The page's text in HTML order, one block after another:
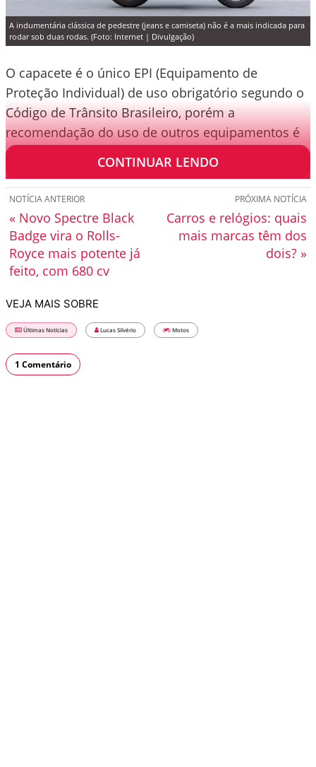
A indumentária clássica de pedestre (jeans e camiseta) não é a mais indicada para
rodar sob duas rodas. (Foto: Internet | Divulgação)
O capacete é o único EPI (Equipamento de
Proteção Individual) de uso obrigatório segundo o
Código de Trânsito Brasileiro, porém a
recomendação do uso de outros equipamentos é
sempre abordada por especialistas.
CONTINUAR LENDO
PRÓXIMA NOTÍCIA
Carros e relógios: quais
mais marcas têm dos
dois? »
NOTÍCIA ANTERIOR
« Novo Spectre Black
Badge vira o Rolls-
Royce mais potente já
feito, com 680 cv
VEJA MAIS SOBRE
Últimas Notícias Lucas Silvério Motos
1 Comentário